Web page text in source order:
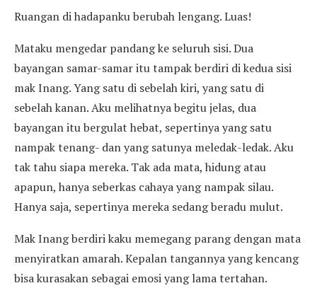
Ruangan di hadapanku berubah lengang. Luas!
Mataku mengedar pandang ke seluruh sisi. Dua
bayangan samar-samar itu tampak berdiri di kedua sisi
mak Inang. Yang satu di sebelah kiri, yang satu di
sebelah kanan. Aku melihatnya begitu jelas, dua
bayangan itu bergulat hebat, sepertinya yang satu
nampak tenang- dan yang satunya meledak-ledak. Aku
tak tahu siapa mereka. Tak ada mata, hidung atau
apapun, hanya seberkas cahaya yang nampak silau.
Hanya saja, sepertinya mereka sedang beradu mulut.
Mak Inang berdiri kaku memegang parang dengan mata
menyiratkan amarah. Kepalan tangannya yang kencang
bisa kurasakan sebagai emosi yang lama tertahan.